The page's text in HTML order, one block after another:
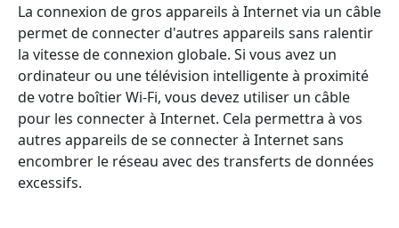
La connexion de gros appareils à Internet via un câble
permet de connecter d'autres appareils sans ralentir
la vitesse de connexion globale. Si vous avez un
ordinateur ou une télévision intelligente à proximité
de votre boîtier Wi-Fi, vous devez utiliser un câble
pour les connecter à Internet. Cela permettra à vos
autres appareils de se connecter à Internet sans
encombrer le réseau avec des transferts de données
excessifs.